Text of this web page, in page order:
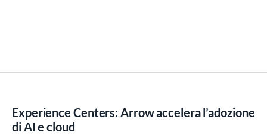
Experience Centers: Arrow accelera l’adozione
di AI e cloud